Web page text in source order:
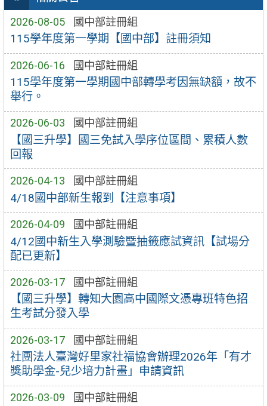
2026-08-05 國中部註冊組
115學年度第一學期【國中部】註冊須知
2026-06-16 國中部註冊組
115學年度第一學期國中部轉學考因無缺額，故不
舉行。
2026-06-03 國中部註冊組
【國三升學】國三免試入學序位區間、累積人數
回報
2026-04-13 國中部註冊組
4/18國中部新生報到【注意事項】
2026-04-09 國中部註冊組
4/12國中新生入學測驗暨抽籤應試資訊【試場分
配已更新】
2026-03-17 國中部註冊組
【國三升學】轉知大園高中國際文憑專班特色招
生考試分發入學
2026-03-17 國中部註冊組
社團法人臺灣好里家社福協會辦理2026年「有才
獎助學金-兒少培力計畫」申請資訊
2026-03-09 國中部註冊組